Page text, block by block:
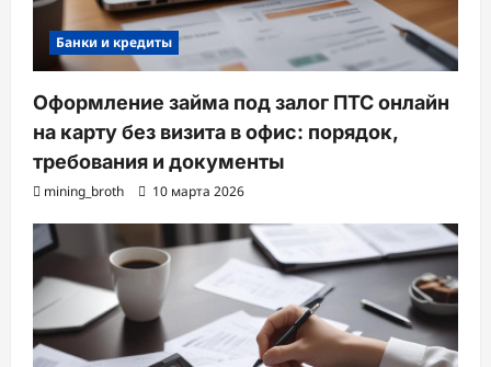
Банки и кредиты
Оформление займа под залог ПТС онлайн
на карту без визита в офис: порядок,
требования и документы
mining_broth 10 марта 2026